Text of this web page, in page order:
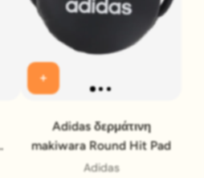
Adidas δερμάτινη
makiwara Round Hit Pad
Adidas